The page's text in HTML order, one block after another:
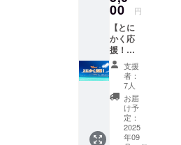
が描か
れたド
リップ
パック
・クラ
ファン
オリジ
ナル
キーホ
ルダー
・あり
がとう
メッ
00 円
【とに
かく応
援！・
5000
円】 感
謝の気
持ちを
込め
て、
オー
ナーか
支援
者：
7人
お届
け予
定：
2025
年09